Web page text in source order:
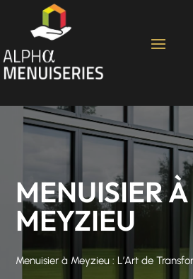
MENUISIER À
MEYZIEU
Menuisier à Meyzieu : L’Art de